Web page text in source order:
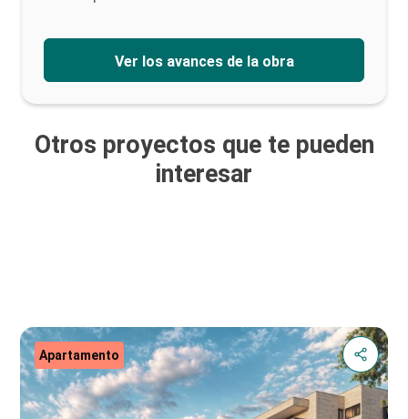
Ver los avances de la obra
Otros proyectos que te pueden
interesar
Apartamento